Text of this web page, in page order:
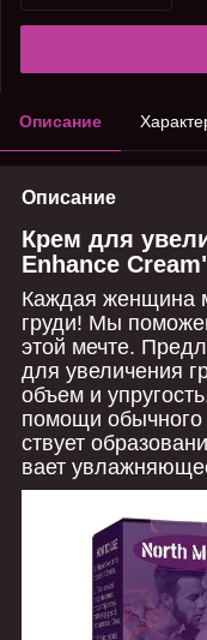
Описание
Описание
Крем для
Enhance
Каж­дая женщина
груди! Мы
этой мечте.
для увеличения
объем и
помощи обыч­ного
ствует
вает